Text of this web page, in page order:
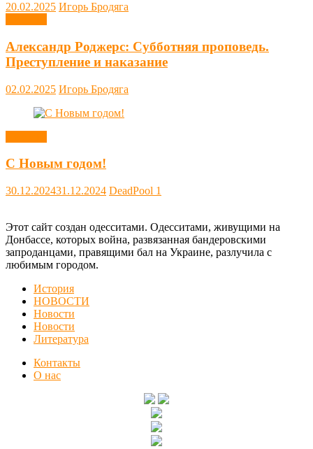
20.02.2025 Игорь Бродяга
Александр Роджерс: Субботняя проповедь.
Преступление и наказание
02.02.2025 Игорь Бродяга
С Новым годом!
30.12.202431.12.2024 DeadPool 1
Этот сайт создан одесситами. Одесситами, живущими на
Донбассе, которых война, развязанная бандеровскими
запроданцами, правящими бал на Украине, разлучила с
любимым городом.
История
НОВОСТИ
Новости
Новости
Литература
Контакты
О нас